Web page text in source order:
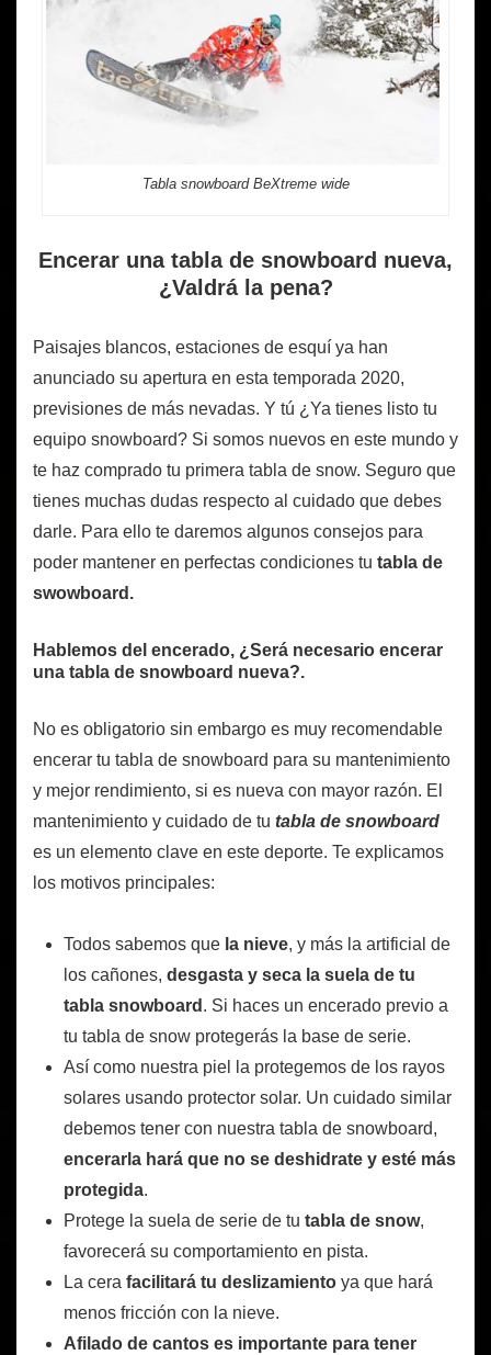
Tabla snowboard BeXtreme wide
Encerar una tabla de snowboard nueva,
¿Valdrá la pena?
Paisajes blancos, estaciones de esquí ya han
anunciado su apertura en esta temporada 2020,
previsiones de más nevadas. Y tú ¿Ya tienes listo tu
equipo snowboard? Si somos nuevos en este mundo y
te haz comprado tu primera tabla de snow. Seguro que
tienes muchas dudas respecto al cuidado que debes
darle. Para ello te daremos algunos consejos para
poder mantener en perfectas condiciones tu tabla de
swowboard.
Hablemos del encerado, ¿Será necesario encerar
una tabla de snowboard nueva?.
No es obligatorio sin embargo es muy recomendable
encerar tu tabla de snowboard para su mantenimiento
y mejor rendimiento, si es nueva con mayor razón. El
mantenimiento y cuidado de tu tabla de snowboard
es un elemento clave en este deporte. Te explicamos
los motivos principales:
Todos sabemos que la nieve, y más la artificial de
los cañones, desgasta y seca la suela de tu
tabla snowboard . Si haces un encerado previo a
tu tabla de snow protegerás la base de serie.
Así como nuestra piel la protegemos de los rayos
solares usando protector solar. Un cuidado similar
debemos tener con nuestra tabla de snowboard,
encerarla hará que no se deshidrate y esté más
protegida.
Protege la suela de serie de tu tabla de snow,
favorecerá su comportamiento en pista.
La cera facilitará tu deslizamiento ya que hará
menos fricción con la nieve.
Afilado de cantos es importante para tener